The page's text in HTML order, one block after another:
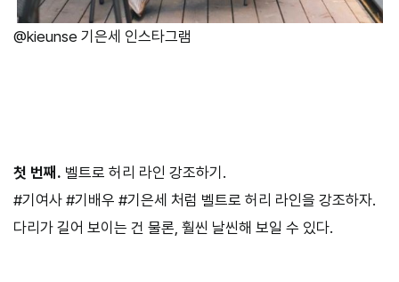
@kieunse 기은세 인스타그램
첫 번째. 벨트로 허리 라인 강조하기.
#기여사 #기배우 #기은세 처럼 벨트로 허리 라인을 강조하자.
다리가 길어 보이는 건 물론, 훨씬 날씬해 보일 수 있다.